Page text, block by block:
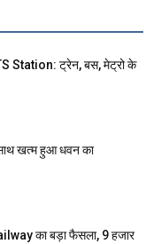
Station: ट्रेन, बस, मेट्रो के
खत्म हुआ धवन का
का बड़ा फैसला, 9 हजार